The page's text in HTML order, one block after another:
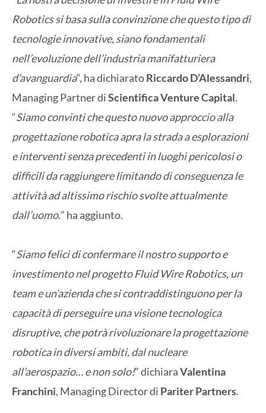
Robotics si basa sulla convinzione che questo tipo di
tecnologie innovative, siano fondamentali
nell’evoluzione dell’industria manifatturiera
d’avanguardia“, ha dichiaratoRiccardo D’Alessandri,
Managing Partner diScientifica Venture Capital.
“Siamo convinti che questo nuovo approccio alla
progettazione robotica apra la strada a esplorazioni
e interventi senza precedenti in luoghi pericolosi o
difficili da raggiungere limitando di conseguenza le
attività ad altissimo rischio svolte attualmente
dall’uomo.” ha aggiunto.
“Siamo felici di confermare il nostro supporto e
investimento nel progetto Fluid Wire Robotics, un
team e un’azienda che si contraddistinguono per la
capacità di perseguire una visione tecnologica
disruptive,che potrà rivoluzionare la progettazione
robotica in diversi ambiti, dal nucleare
all’aerospazio… e non solo!” dichiaraValentina
Franchini, Managing Director di Pariter Partners.